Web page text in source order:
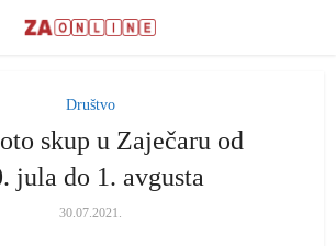
Društvo
skup u Zaječaru od
jula do 1. avgusta
30.07.2021.